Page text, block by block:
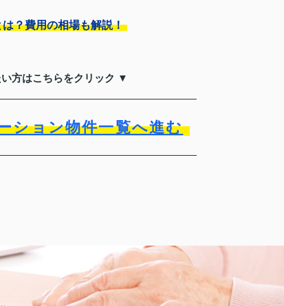
？費用の相場も解説！
方はこちらをクリック ▼
ション物件一覧へ進む